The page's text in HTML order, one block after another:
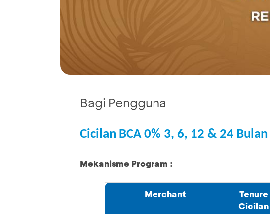
Bagi Pengguna
Cicilan BCA 0% 3, 6, 12 & 24 Bulan
Mekanisme Program :
Merchant
Tenure
Cicilan